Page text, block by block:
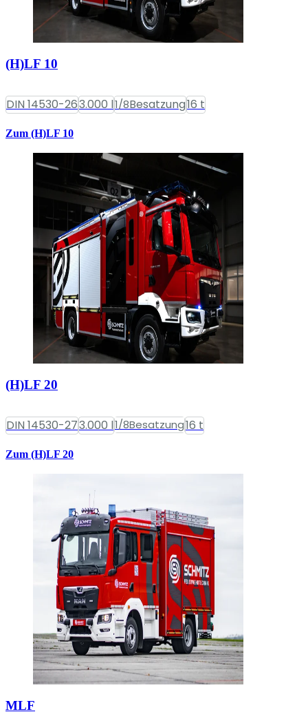
(H)LF 10
DIN 14530-263.000 l1/8Besatzung16 t
Zum (H)LF 10
(H)LF 20
DIN 14530-273.000 l1/8Besatzung16 t
Zum (H)LF 20
MLF